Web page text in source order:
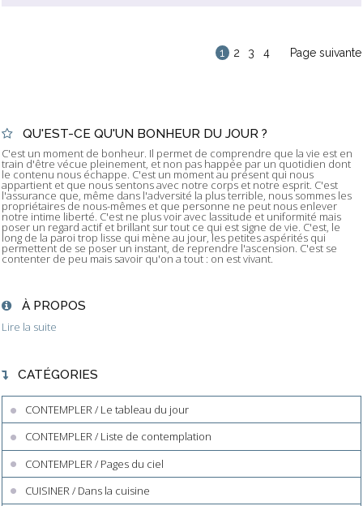
1 2 3 4 Page suivante
QU'EST-CE QU'UN BONHEUR DU JOUR ?
C'est un moment de bonheur. Il permet de comprendre que la vie est en
train d'être vécue pleinement, et non pas happée par un quotidien dont
le contenu nous échappe. C'est un moment au présent qui nous
appartient et que nous sentons avec notre corps et notre esprit. C'est
l'assurance que, même dans l'adversité la plus terrible, nous sommes les
propriétaires de nous-mêmes et que personne ne peut nous enlever
notre intime liberté. C'est ne plus voir avec lassitude et uniformité mais
poser un regard actif et brillant sur tout ce qui est signe de vie. C'est, le
long de la paroi trop lisse qui mène au jour, les petites aspérités qui
permettent de se poser un instant, de reprendre l'ascension. C'est se
contenter de peu mais savoir qu'on a tout : on est vivant.
À PROPOS
Lire la suite
CATÉGORIES
CONTEMPLER / Le tableau du jour
CONTEMPLER / Liste de contemplation
CONTEMPLER / Pages du ciel
CUISINER / Dans la cuisine